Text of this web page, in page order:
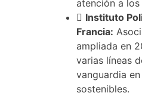
atención a los
Instituto
Francia:
ampliada en
varias líneas
vanguardia
sostenibles.